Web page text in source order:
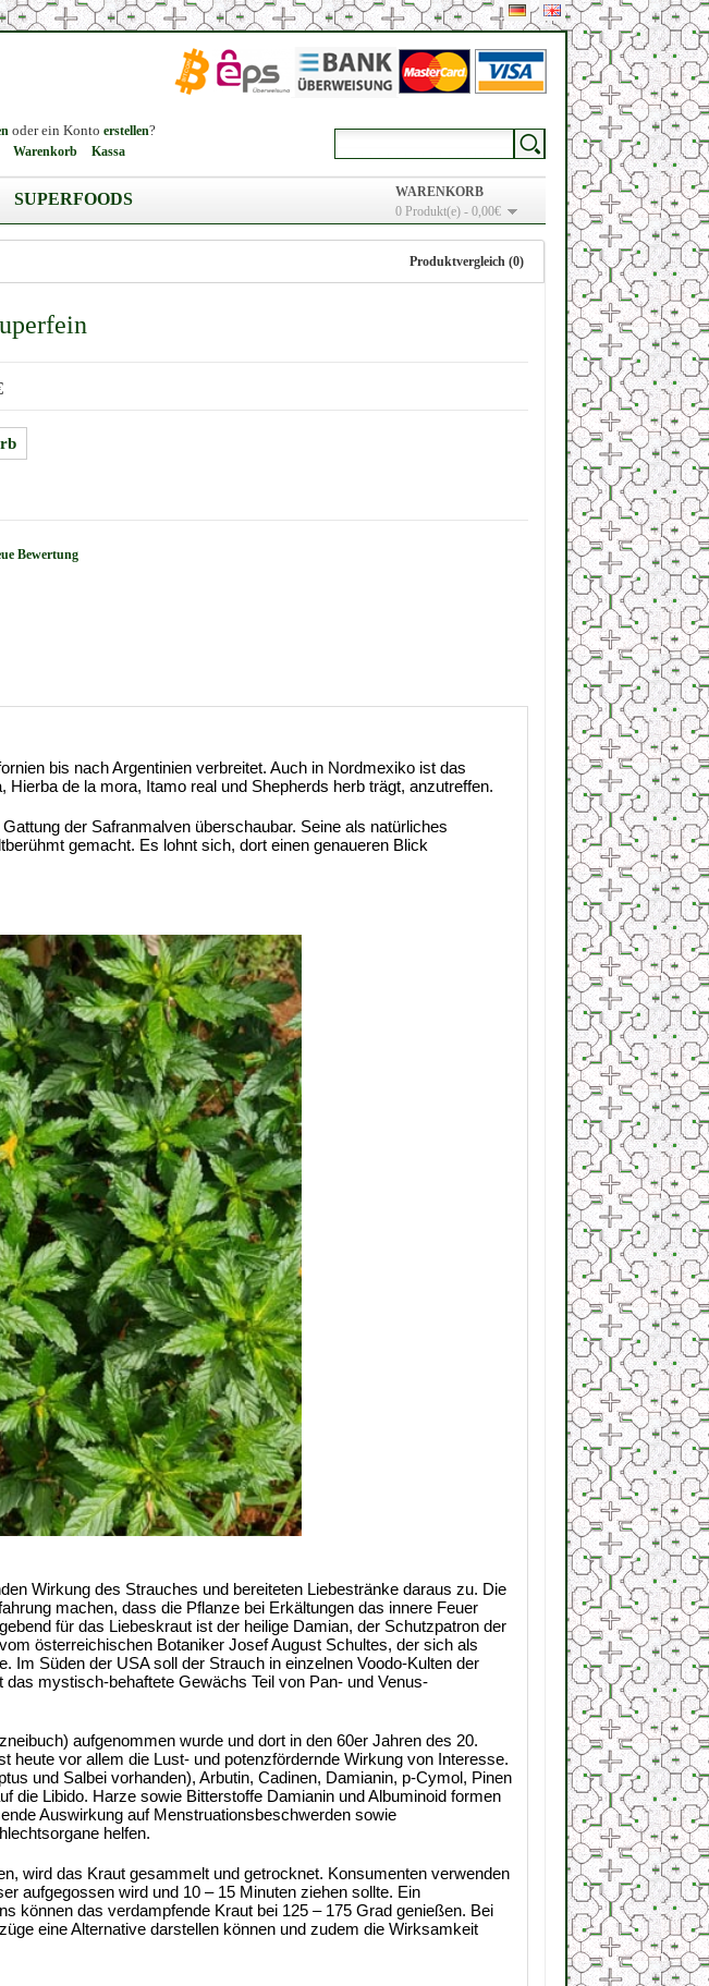
WARENKORB
0 Produkt(e) - 0,00€
oder ein Konto erstellen?
Warenkorb Kassa
SUPERFOODS
Produktvergleich (0)
Bewertung
bis nach Argentinien verbreitet. Auch in Nordmexiko ist das
de la mora, Itamo real und Shepherds herb trägt, anzutreffen.
der Safranmalven überschaubar. Seine als natürliches
gemacht. Es lohnt sich, dort einen genaueren Blick
Wirkung des Strauches und bereiteten Liebestränke daraus zu. Die
machen, dass die Pflanze bei Erkältungen das innere Feuer
für das Liebeskraut ist der heilige Damian, der Schutzpatron der
österreichischen Botaniker Josef August Schultes, der sich als
Süden der USA soll der Strauch in einzelnen Voodo-Kulten der
mystisch-behaftete Gewächs Teil von Pan- und Venus-
aufgenommen wurde und dort in den 60er Jahren des 20.
vor allem die Lust- und potenzfördernde Wirkung von Interesse.
und Salbei vorhanden), Arbutin, Cadinen, Damianin, p-Cymol, Pinen
die Libido. Harze sowie Bitterstoffe Damianin und Albuminoid formen
Auswirkung auf Menstruationsbeschwerden sowie
helfen.
wird das Kraut gesammelt und getrocknet. Konsumenten verwenden
aufgegossen wird und 10 – 15 Minuten ziehen sollte. Ein
können das verdampfende Kraut bei 125 – 175 Grad genießen. Bei
eine Alternative darstellen können und zudem die Wirksamkeit